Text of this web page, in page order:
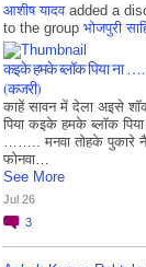
आशीष यादवadded a
to the group भोजपुरी
कइके हमके ब्लाॅक पिया ना
(कजरी)
काहें सावन में देला अइसे
पिया कइके हमके ब्लाॅक पिया
…….. मनवा तोहके पुकारे
फोनवा…
See More
Jul 26
3